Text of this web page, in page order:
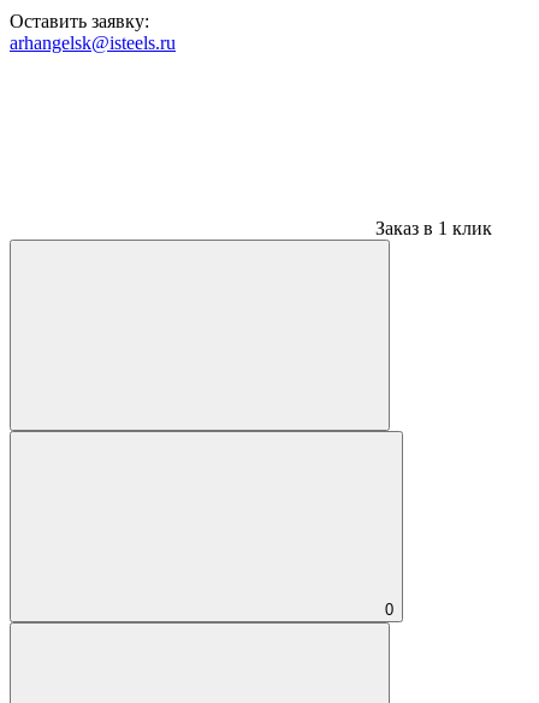
Оставить заявку:
arhangelsk@isteels.ru
Заказ в 1 клик
0